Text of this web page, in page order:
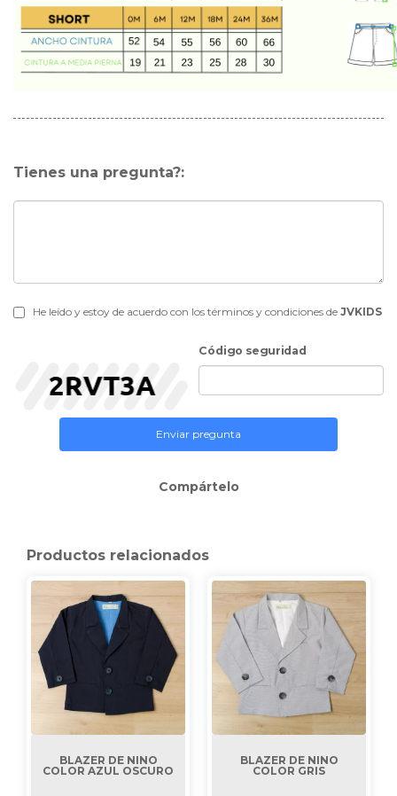
Tienes una pregunta?:
He leído y estoy de acuerdo con los términos y condiciones de JVKIDS
Código seguridad
Enviar pregunta
Compártelo
Productos relacionados
BLAZER DE NIÑO
COLOR AZUL OSCURO
BLAZER DE NIÑO
COLOR GRIS